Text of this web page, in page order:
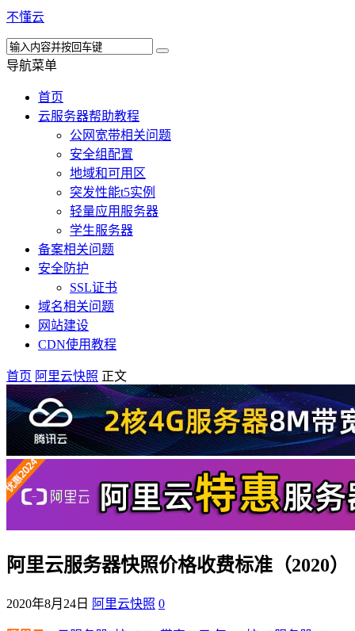
不懂云
导航菜单
首页
云服务器帮助教程
公网宽带相关问题
安全组配置
地域和可用区
突发性能t5实例
轻量应用服务器
学生服务器
备案相关问题
安全防护
SSL证书
域名相关问题
网站建设
CDN使用教程
首页 阿里云快照 正文
阿里云服务器快照价格收费标准（2020）
2020年8月24日 阿里云快照 0